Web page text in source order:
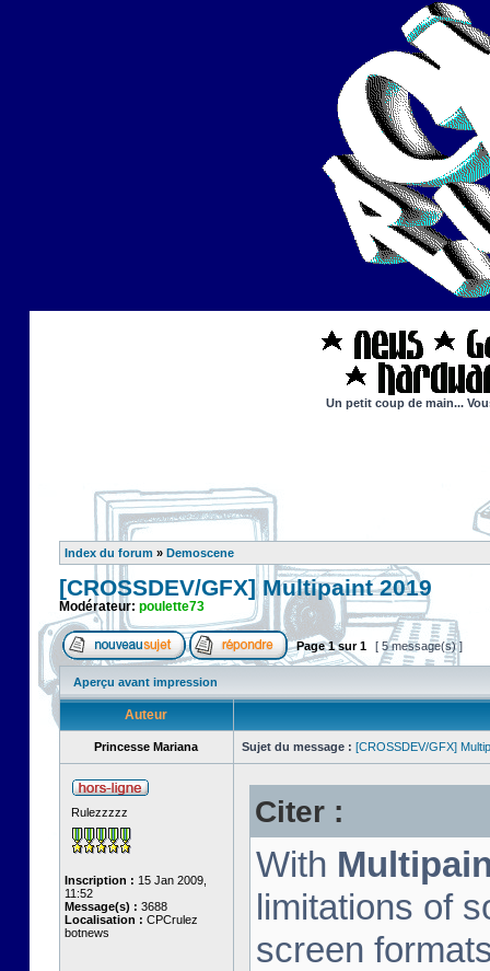
Un petit coup de main...
Index du forum » Demoscene
[CROSSDEV/GFX] Multipaint 2019
Modérateur: poulette73
Page1sur1 [ 5 message(s) ]
Aperçu avant impression
Auteur
Princesse Mariana Sujet du message : [CROSSDEV/GFX]
Rulezzzzz
Inscription : 15 Jan 2009,
11:52
Message(s) : 3688
Localisation : CPCrulez
botnews
Citer :
With
limitations of
screen